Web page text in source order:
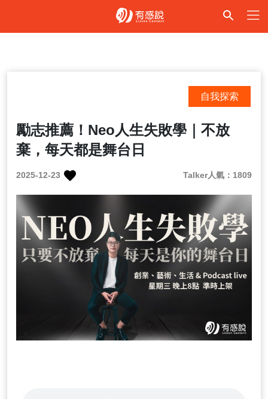
勵志推薦！Neo人生失敗學｜不放
棄，每天都是舞台日
自我探索
2025-12-23 Talker人氣：1809